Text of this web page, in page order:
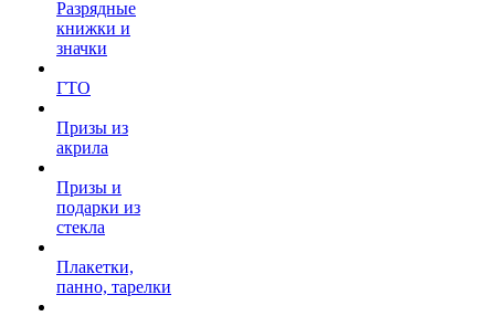
Разрядные
книжки и
значки
ГТО
Призы из
акрила
Призы и
подарки из
стекла
Плакетки,
панно, тарелки